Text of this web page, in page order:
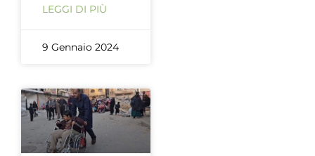
LEGGI DI PIÙ
9 Gennaio 2024